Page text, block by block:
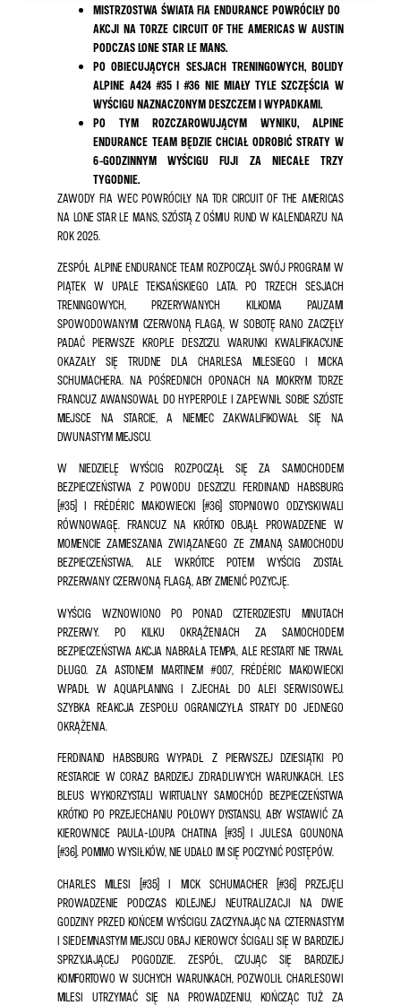
MISTRZOSTWA ŚWIATA FIA ENDURANCE POWRÓCIŁY DO ​​
AKCJI NA TORZE CIRCUIT OF THE AMERICAS W AUSTIN
PODCZAS LONE STAR LE MANS.
PO OBIECUJĄCYCH SESJACH TRENINGOWYCH, BOLIDY
ALPINE A424 #35 I #36 NIE MIAŁY TYLE SZCZĘŚCIA W
WYŚCIGU NAZNACZONYM DESZCZEM I WYPADKAMI.
PO TYM ROZCZAROWUJĄCYM WYNIKU, ALPINE
ENDURANCE TEAM BĘDZIE CHCIAŁ ODROBIĆ STRATY W
6-GODZINNYM WYŚCIGU FUJI ZA NIECAŁE TRZY
TYGODNIE.
ZAWODY FIA WEC POWRÓCIŁY NA TOR CIRCUIT OF THE AMERICAS
NA LONE STAR LE MANS, SZÓSTĄ Z OŚMIU RUND W KALENDARZU NA
ROK 2025.
ZESPÓŁ ALPINE ENDURANCE TEAM ROZPOCZĄŁ SWÓJ PROGRAM W
PIĄTEK W UPALE TEKSAŃSKIEGO LATA. PO TRZECH SESJACH
TRENINGOWYCH, PRZERYWANYCH KILKOMA PAUZAMI
SPOWODOWANYMI CZERWONĄ FLAGĄ, W SOBOTĘ RANO ZACZĘŁY
PADAĆ PIERWSZE KROPLE DESZCZU. WARUNKI KWALIFIKACYJNE
OKAZAŁY SIĘ TRUDNE DLA CHARLESA MILESIEGO I MICKA
SCHUMACHERA. NA POŚREDNICH OPONACH NA MOKRYM TORZE
FRANCUZ AWANSOWAŁ DO HYPERPOLE I ZAPEWNIŁ SOBIE SZÓSTE
MIEJSCE NA STARCIE, A NIEMIEC ZAKWALIFIKOWAŁ SIĘ NA
DWUNASTYM MIEJSCU.
W NIEDZIELĘ WYŚCIG ROZPOCZĄŁ SIĘ ZA SAMOCHODEM
BEZPIECZEŃSTWA Z POWODU DESZCZU. FERDINAND HABSBURG
(#35) I FRÉDÉRIC MAKOWIECKI (#36) STOPNIOWO ODZYSKIWALI
RÓWNOWAGĘ. FRANCUZ NA KRÓTKO OBJĄŁ PROWADZENIE W
MOMENCIE ZAMIESZANIA ZWIĄZANEGO ZE ZMIANĄ SAMOCHODU
BEZPIECZEŃSTWA, ALE WKRÓTCE POTEM WYŚCIG ZOSTAŁ
PRZERWANY CZERWONĄ FLAGĄ, ABY ZMIENIĆ POZYCJĘ.
WYŚCIG WZNOWIONO PO PONAD CZTERDZIESTU MINUTACH
PRZERWY. PO KILKU OKRĄŻENIACH ZA SAMOCHODEM
BEZPIECZEŃSTWA AKCJA NABRAŁA TEMPA, ALE RESTART NIE TRWAŁ
DŁUGO. ZA ASTONEM MARTINEM #007, FRÉDÉRIC MAKOWIECKI
WPADŁ W AQUAPLANING I ZJECHAŁ DO ALEI SERWISOWEJ.
SZYBKA REAKCJA ZESPOŁU OGRANICZYŁA STRATY DO JEDNEGO
OKRĄŻENIA.
FERDINAND HABSBURG WYPADŁ Z PIERWSZEJ DZIESIĄTKI PO
RESTARCIE W CORAZ BARDZIEJ ZDRADLIWYCH WARUNKACH. LES
BLEUS WYKORZYSTALI WIRTUALNY SAMOCHÓD BEZPIECZEŃSTWA
KRÓTKO PO PRZEJECHANIU POŁOWY DYSTANSU, ABY WSTAWIĆ ZA
KIEROWNICE PAULA-LOUPA CHATINA (#35) I JULESA GOUNONA
(#36). POMIMO WYSIŁKÓW, NIE UDAŁO IM SIĘ POCZYNIĆ POSTĘPÓW.
CHARLES MILESI (#35) I MICK SCHUMACHER (#36) PRZEJĘLI
PROWADZENIE PODCZAS KOLEJNEJ NEUTRALIZACJI NA DWIE
GODZINY PRZED KOŃCEM WYŚCIGU. ZACZYNAJĄC NA CZTERNASTYM
I SIEDEMNASTYM MIEJSCU OBAJ KIEROWCY ŚCIGALI SIĘ W BARDZIEJ
SPRZYJAJĄCEJ POGODZIE. ZESPÓŁ, CZUJĄC SIĘ BARDZIEJ
KOMFORTOWO W SUCHYCH WARUNKACH, POZWOLIŁ CHARLESOWI
MILESI UTRZYMAĆ SIĘ NA PROWADZENIU, KOŃCZĄC TUŻ ZA